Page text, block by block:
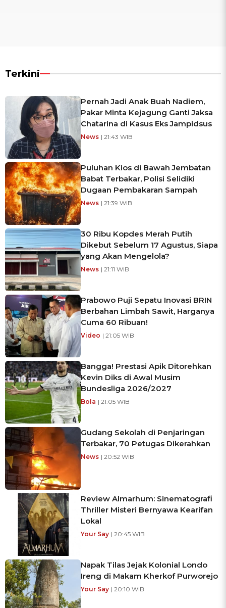
Terkini
Pernah Jadi Anak Buah Nadiem,
Pakar Minta Kejagung Ganti Jaksa
Chatarina di Kasus Eks Jampidsus
News | 21:43 WIB
Puluhan Kios di Bawah Jembatan
Babat Terbakar, Polisi Selidiki
Dugaan Pembakaran Sampah
News | 21:39 WIB
30 Ribu Kopdes Merah Putih
Dikebut Sebelum 17 Agustus, Siapa
yang Akan Mengelola?
News | 21:11 WIB
Prabowo Puji Sepatu Inovasi BRIN
Berbahan Limbah Sawit, Harganya
Cuma 60 Ribuan!
Video | 21:05 WIB
Bangga! Prestasi Apik Ditorehkan
Kevin Diks di Awal Musim
Bundesliga 2026/2027
Bola | 21:05 WIB
Gudang Sekolah di Penjaringan
Terbakar, 70 Petugas Dikerahkan
News | 20:52 WIB
Review Almarhum: Sinematografi
Thriller Misteri Bernyawa Kearifan
Lokal
Your Say | 20:45 WIB
Napak Tilas Jejak Kolonial Londo
Ireng di Makam Kherkof Purworejo
Your Say | 20:10 WIB